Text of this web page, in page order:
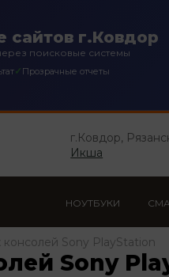
сайтов г.Ковдор
поисковые системы
✓ Прозрачные отчеты
г.Ковдор,
Икша
НОУТБУКИ
консолей Sony PlayStation
Sony